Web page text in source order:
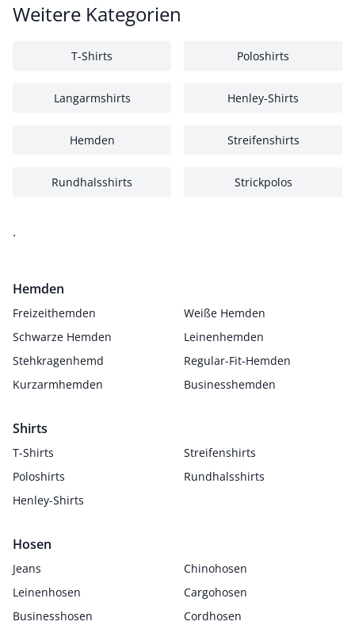
Weitere Kategorien
T-Shirts Poloshirts
Langarmshirts Henley-Shirts
Hemden Streifenshirts
Rundhalsshirts Strickpolos
.
Hemden
Freizeithemden
Weiße Hemden
Schwarze Hemden
Leinenhemden
Stehkragenhemd
Regular-Fit-Hemden
Kurzarmhemden
Businesshemden
Shirts
T-Shirts
Streifenshirts
Poloshirts
Rundhalsshirts
Henley-Shirts
Hosen
Jeans
Chinohosen
Leinenhosen
Cargohosen
Businesshosen
Cordhosen